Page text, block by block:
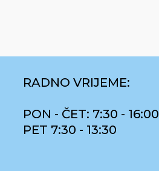
RADNO VRIJEME:
PON - ČET: 7:30 - 16:00
PET 7:30 - 13:30